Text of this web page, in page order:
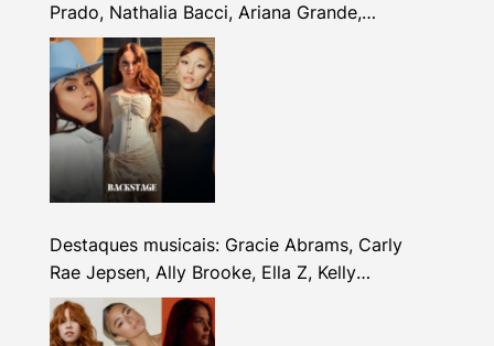
Prado, Nathalia Bacci, Ariana Grande,
Alhocca, Dhi Ribeiro e mais
Destaques musicais: Gracie Abrams, Carly
Rae Jepsen, Ally Brooke, Ella Z, Kelly
Clarkson e mais